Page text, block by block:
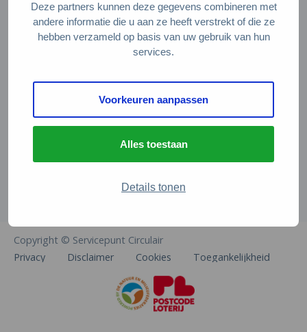
Deze partners kunnen deze gegevens combineren met
andere informatie die u aan ze heeft verstrekt of die ze
hebben verzameld op basis van uw gebruik van hun
services.
Voorkeuren aanpassen
Alles toestaan
Details tonen
Servicepunt Team
Veelgestelde vragen
De Natuur en Milieufederaties
Arthur van Schendelstraat 600
info@natuurenmilieufederaties.nl
Copyright © Servicepunt Circulair
Privacy
Disclaimer Cookies Toegankelijkheid